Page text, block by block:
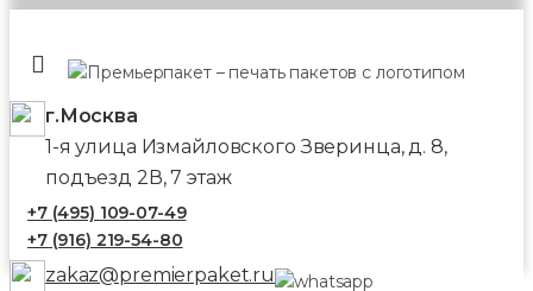
г.Москва
1-я улица Измайловского Зверинца, д. 8,
подъезд 2В, 7 этаж
+7 (495) 109-07-49
+7 (916) 219-54-80
zakaz@premierpaket.ru